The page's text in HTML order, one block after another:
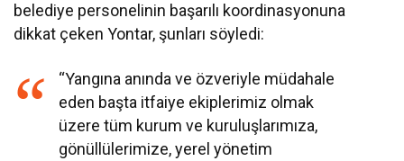
belediye personelinin başarılı koordinasyonuna
dikkat çeken Yontar, şunları söyledi:
“Yangına anında ve özveriyle müdahale
eden başta itfaiye ekiplerimiz olmak
üzere tüm kurum ve kuruluşlarımıza,
gönüllülerimize, yerel yönetim